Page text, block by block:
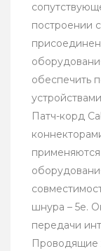
построении
обеспечить
Патч-корд
шнура – 5e.
передачи
Проводящие